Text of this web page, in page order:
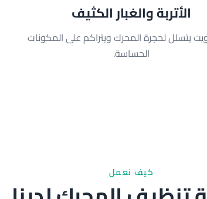
الأتربة والغبار الكثيف
يتسلل لحجرة المحرك ويتراكم على المكونات
الحساسة.
كيف نعمل